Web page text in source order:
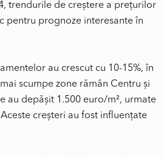
trendurile de creștere a prețurilor
pentru prognoze interesante în
au crescut cu 10-15%, în
scumpe zone rămân Centru și
au depășit 1.500 euro/m², urmate
creșteri au fost influențate